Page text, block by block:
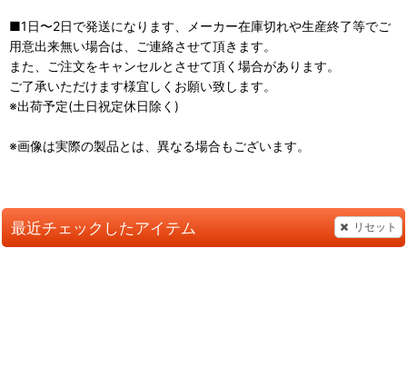
■1日〜2日で発送になります、メーカー在庫切れや生産終了等でご
用意出来無い場合は、ご連絡させて頂きます。
また、ご注文をキャンセルとさせて頂く場合があります。
ご了承いただけます様宜しくお願い致します。
※出荷予定(土日祝定休日除く)
※画像は実際の製品とは、異なる場合もございます。
最近チェックしたアイテム リセット